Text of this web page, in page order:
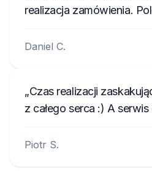
realizacja zamówienia.
Daniel C.
Czas realizacji
z całego serca :) A serwis
Piotr S.